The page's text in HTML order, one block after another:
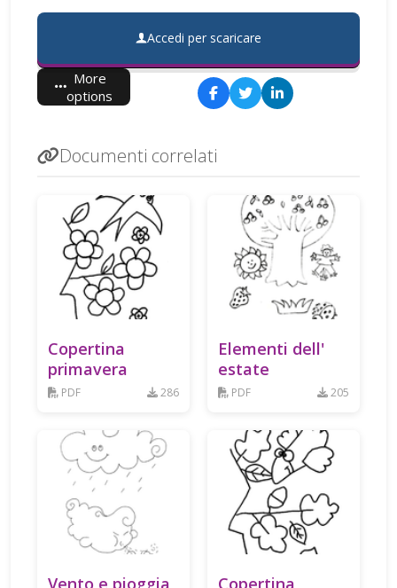
Accedi per scaricare
More
options
Documenti correlati
Copertina
primavera
PDF 286
Elementi dell'
estate
PDF 205
Vento e pioggia Copertina